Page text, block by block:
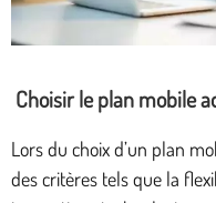
Choisir le plan mobile
Lors du choix d’un plan
des critères tels que la